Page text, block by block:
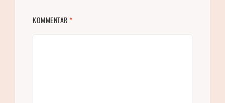
KOMMENTAR*